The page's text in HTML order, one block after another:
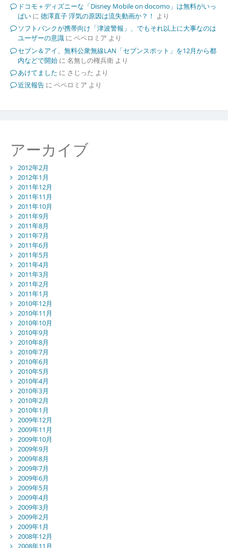
ドコモ＋ディズニーな「Disney Mobile on docomo」は無料がいっ
ぱいに 徳澤直子 浮気の原因は流失動画か？！ より
ソフトバンクが携帯向け「津波警報」、でもそれ以上に大事なのは
ユーザーの意識に ペペロミア より
セブン＆アイ、無料公衆無線LAN「セブンスポット」を12月から都
内などで開始に 名無しの権兵衛より
あけてました に さじった より
近況報告に ペペロミア より
アーカイブ
2012年2月
2012年1月
2011年12月
2011年11月
2011年10月
2011年9月
2011年8月
2011年7月
2011年6月
2011年5月
2011年4月
2011年3月
2011年2月
2011年1月
2010年12月
2010年11月
2010年10月
2010年9月
2010年8月
2010年7月
2010年6月
2010年5月
2010年4月
2010年3月
2010年2月
2010年1月
2009年12月
2009年11月
2009年10月
2009年9月
2009年8月
2009年7月
2009年6月
2009年5月
2009年4月
2009年3月
2009年2月
2009年1月
2008年12月
2008年11月